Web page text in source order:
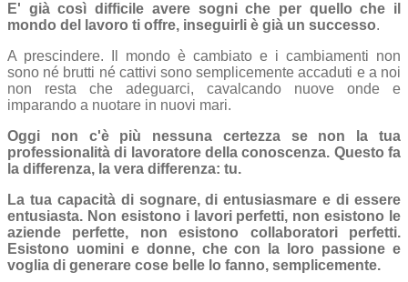
E' già così difficile avere sogni che per quello che il
mondo del lavoro ti offre, inseguirli è già un successo.
A prescindere. Il mondo è cambiato e i cambiamenti non
sono né brutti né cattivi sono semplicemente accaduti e a noi
non resta che adeguarci, cavalcando nuove onde e
imparando a nuotare in nuovi mari.
Oggi non c'è più nessuna certezza se non la tua
professionalità di lavoratore della conoscenza. Questo fa
la differenza, la vera differenza: tu.
La tua capacità di sognare, di entusiasmare e di essere
entusiasta. Non esistono i lavori perfetti, non esistono le
aziende perfette, non esistono collaboratori perfetti.
Esistono uomini e donne, che con la loro passione e
voglia di generare cose belle lo fanno, semplicemente.